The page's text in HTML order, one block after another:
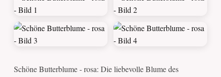
Schöne Butterblume - rosa: Die liebevolle Blume des